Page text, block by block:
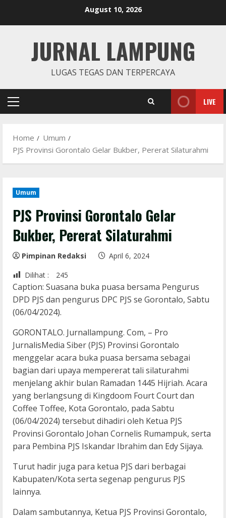
August 10, 2026
JURNAL LAMPUNG
LUGAS TEGAS DAN TERPERCAYA
Primary
LIVE
Home
Umum
PJS Provinsi Gorontalo Gelar Bukber, Pererat Silaturahmi
Umum
PJS Provinsi Gorontalo Gelar
Bukber, Pererat Silaturahmi
Pimpinan Redaksi
April 6, 2024
Dilihat :
245
Caption: Suasana buka puasa bersama Pengurus
DPD PJS dan pengurus DPC PJS se Gorontalo, Sabtu
(06/04/2024).
GORONTALO. Jurnallampung. Com, – Pro
JurnalisMedia Siber (PJS) Provinsi Gorontalo
menggelar acara buka puasa bersama sebagai
bagian dari upaya mempererat tali silaturahmi
menjelang akhir bulan Ramadan 1445 Hijriah. Acara
yang berlangsung di Kingdoom Fourt Court dan
Coffee Toffee, Kota Gorontalo, pada Sabtu
(06/04/2024) tersebut dihadiri oleh Ketua PJS
Provinsi Gorontalo Johan Cornelis Rumampuk, serta
para Pembina PJS Iskandar Ibrahim dan Edy Sijaya.
Turut hadir juga para ketua PJS dari berbagai
Kabupaten/Kota serta segenap pengurus PJS
lainnya.
Dalam sambutannya, Ketua PJS Provinsi Gorontalo,